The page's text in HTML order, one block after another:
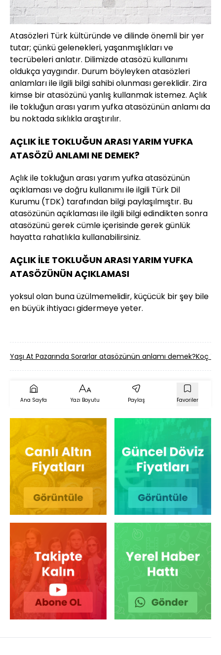
Atasözleri Türk kültüründe ve dilinde önemli bir yer
tutar; çünkü gelenekleri, yaşanmışlıkları ve
tecrübeleri anlatır. Dilimizde atasözü kullanımı
oldukça yaygındır. Durum böyleyken atasözleri
anlamları ile ilgili bilgi sahibi olunması gereklidir. Zira
kimse bir atasözünü yanlış kullanmak istemez. Açlık
ile tokluğun arası yarım yufka atasözünün anlamı da
bu noktada sıklıkla araştırılır.
AÇLIK İLE TOKLUĞUN ARASI YARIM YUFKA
ATASÖZÜ ANLAMI NE DEMEK?
Açlık ile tokluğun arası yarım yufka atasözünün
açıklaması ve doğru kullanımı ile ilgili Türk Dil
Kurumu (TDK) tarafından bilgi paylaşılmıştır. Bu
atasözünün açıklaması ile ilgili bilgi edindikten sonra
atasözünü gerek cümle içerisinde gerek günlük
hayatta rahatlıkla kullanabilirsiniz.
AÇLIK İLE TOKLUĞUN ARASI YARIM YUFKA
ATASÖZÜNÜN AÇIKLAMASI
yoksul olan buna üzülmemelidir, küçücük bir şey bile
en büyük ihtiyacı gidermeye yeter.
Yaşı At Pazarında Sorarlar atasözünün anlamı demek?Koç
Ana Sayfa Yazı Boyutu Paylaş Favoriler